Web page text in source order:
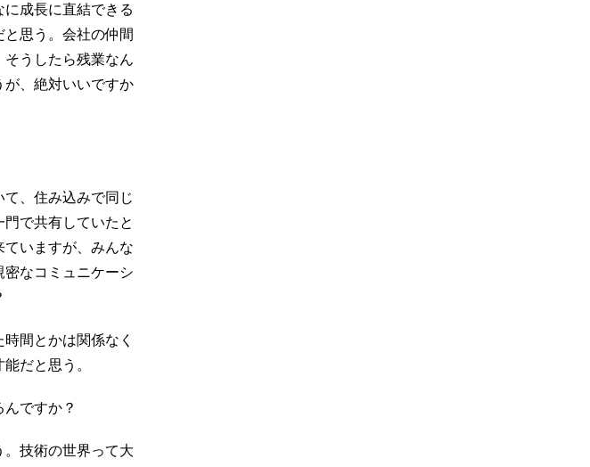
成長に直結できる
思う。会社の仲間
うしたら残業なん
が、絶対いいですか
、住み込みで同じ
で共有していたと
いますが、みんな
なコミュニケーシ
間とかは関係なく
だと思う。
ですか？
技術の世界って大